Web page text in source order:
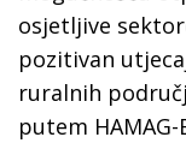
osjetljive
pozitivan
ruralnih
putem HAMAG-